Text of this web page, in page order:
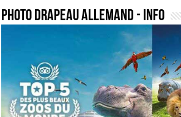
photo drapeau allemand - Info